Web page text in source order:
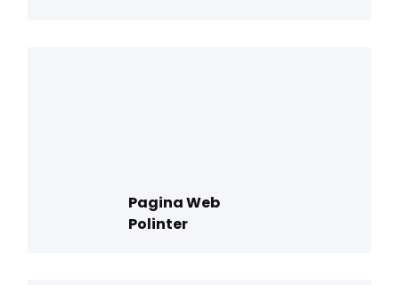
Pagina Web
Polinter